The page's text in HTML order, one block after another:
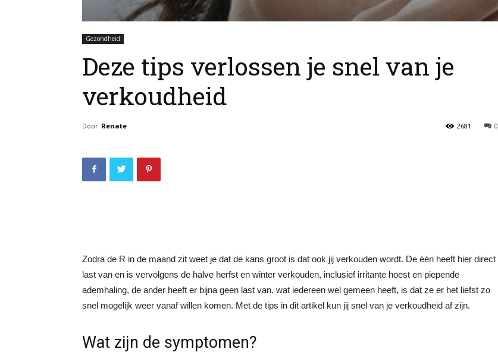
Gezondheid
Deze tips verlossen je snel van je
verkoudheid
Door Renate 0
2681
Zodra de R in de maand zit weet je dat de kans groot is dat ook jij verkouden wordt. De één heeft hier direct
last van en is vervolgens de halve herfst en winter verkouden, inclusief irritante hoest en piepende
ademhaling, de ander heeft er bijna geen last van. wat iedereen wel gemeen heeft, is dat ze er het liefst zo
snel mogelijk weer vanaf willen komen. Met de tips in dit artikel kun jij snel van je verkoudheid af zijn.
Wat zijn de symptomen?